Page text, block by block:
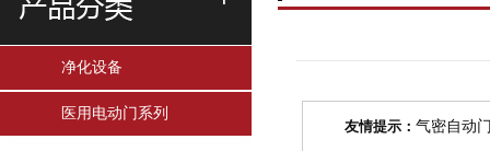
净化设备
医用电动门系列
友情提示：气密自动